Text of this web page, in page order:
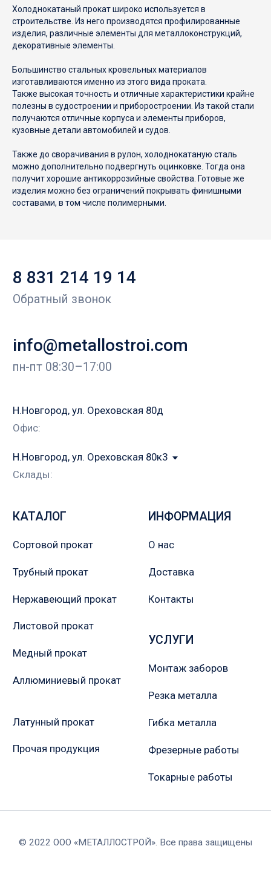
Холоднокатаный прокат широко используется в
строительстве. Из него производятся профилированные
изделия, различные элементы для металлоконструкций,
декоративные элементы.
Большинство стальных кровельных материалов
изготавливаются именно из этого вида проката.
Также высокая точность и отличные характеристики крайне
полезны в судостроении и приборостроении. Из такой стали
получаются отличные корпуса и элементы приборов,
кузовные детали автомобилей и судов.
Также до сворачивания в рулон, холоднокатаную сталь
можно дополнительно подвергнуть оцинковке. Тогда она
получит хорошие антикоррозийные свойства. Готовые же
изделия можно без ограничений покрывать финишными
составами, в том числе полимерными.